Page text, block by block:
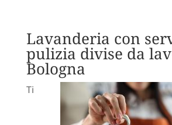
Lavanderia con
pulizia divise da
Bologna
Ti